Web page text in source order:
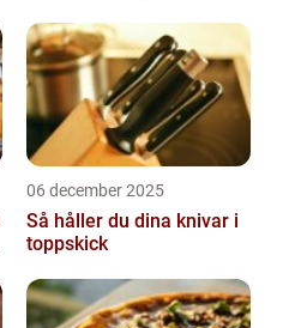
06 december 2025
Så håller du dina knivar i
toppskick